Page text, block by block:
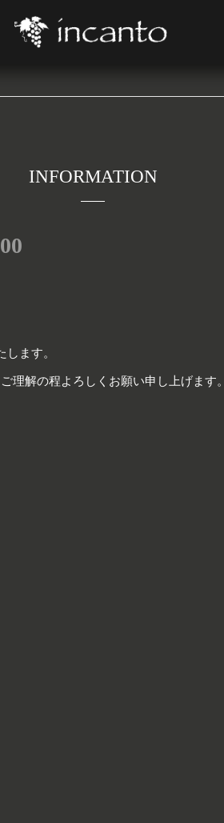
INFORMATION
します。
理解の程よろしくお願い申し上げます。